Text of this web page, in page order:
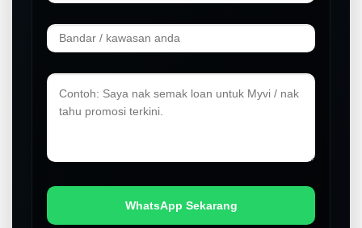
WhatsApp Sekarang